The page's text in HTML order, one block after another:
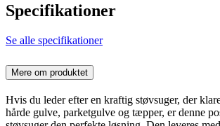
Specifikationer
Se alle specifikationer
Mere om produktet
Hvis du leder efter en kraftig støvsuger, der
hårde gulve, parketgulve og tæpper, er denne